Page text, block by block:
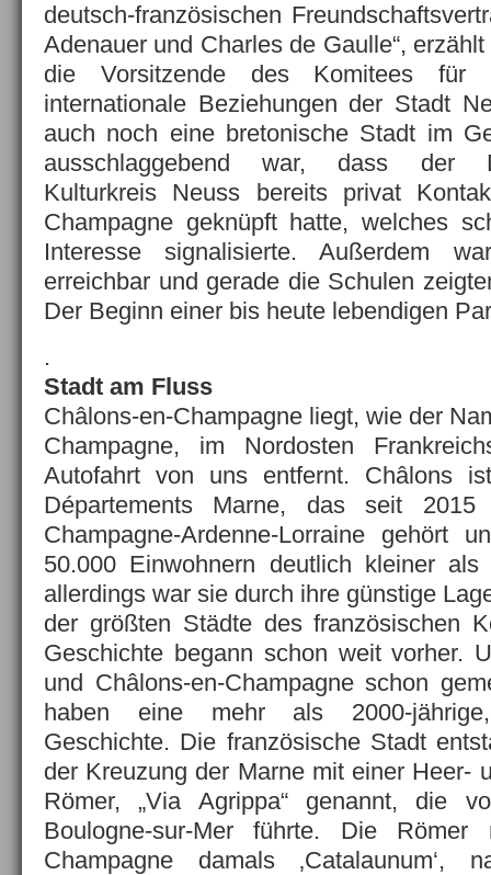
deutsch-französischen
Adenauer und Charles de Gaulle“,
die Vorsitzende des Komitees für
internationale Beziehungen der Stadt
auch noch eine bretonische Stadt im
ausschlaggebend war, dass der
Kulturkreis Neuss bereits privat
Champagne geknüpft hatte, welches
Interesse signalisierte. Außerdem
erreichbar und gerade die Schulen
Der Beginn einer bis heute lebendigen
.
Stadt am Fluss
Châlons-en-Champagne liegt, wie der
Champagne, im Nordosten
Autofahrt von uns entfernt. Châlons
Départements Marne, das seit
Champagne-Ardenne-Lorraine gehört
50.000 Einwohnern deutlich kleiner
allerdings war sie durch ihre günstige
der größten Städte des französischen
Geschichte begann schon weit vorher.
und Châlons-en-Champagne schon
haben eine mehr als 2000-
Geschichte. Die französische Stadt
der Kreuzung der Marne mit einer Heer-
Römer, „Via Agrippa“ genannt, die
Boulogne-sur-Mer führte. Die Römer
Champagne damals ‚Catalaunum‘,